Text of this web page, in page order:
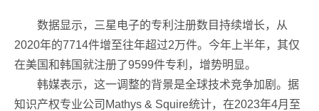
数据显示，三星电子的专利注册数目持续增长，从
2020年的7714件增至往年超过2万件。今年上半年，其仅
在美国和韩国就注册了9599件专利，增势明显。
韩媒表示，这一调整的背景是全球技术竞争加剧。据
知识产权专业公司Mathys & Squire统计，在2023年4月至